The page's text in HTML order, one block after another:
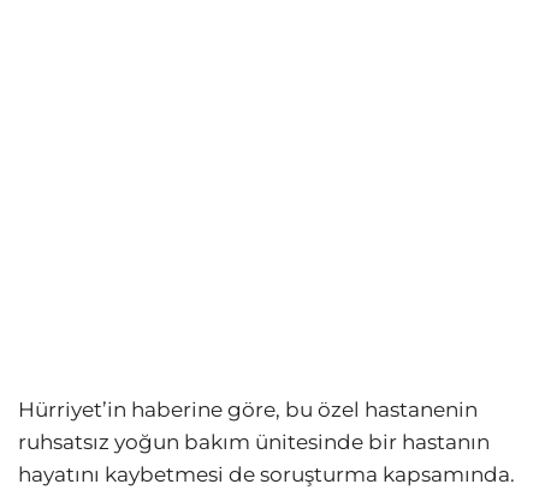
Hürriyet’in haberine göre, bu özel hastanenin
ruhsatsız yoğun bakım ünitesinde bir hastanın
hayatını kaybetmesi de soruşturma kapsamında.